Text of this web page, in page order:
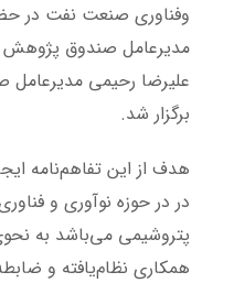
وفناوری صنعت نفت در
مدیرعامل صندوق
علیرضا رحیمی مدیرعامل
برگزار شد.
هدف از اين تفاهم‌نامه
در در حوزه نوآوری و
پتروشیمی می‌باشد به
همکاری نظام‌­یافته و